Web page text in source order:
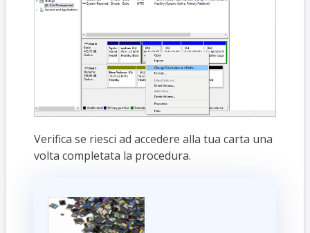
Verifica se riesci ad accedere alla tua carta una
volta completata la procedura.